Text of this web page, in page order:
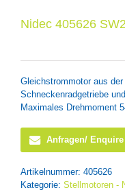
Nidec 405626
Gleichstrommotor aus
Schneckenradgetriebe
Maximales Drehmoment
Anfragen/ Enquire
Artikelnummer: 405626
Kategorie: Stellmotoren -